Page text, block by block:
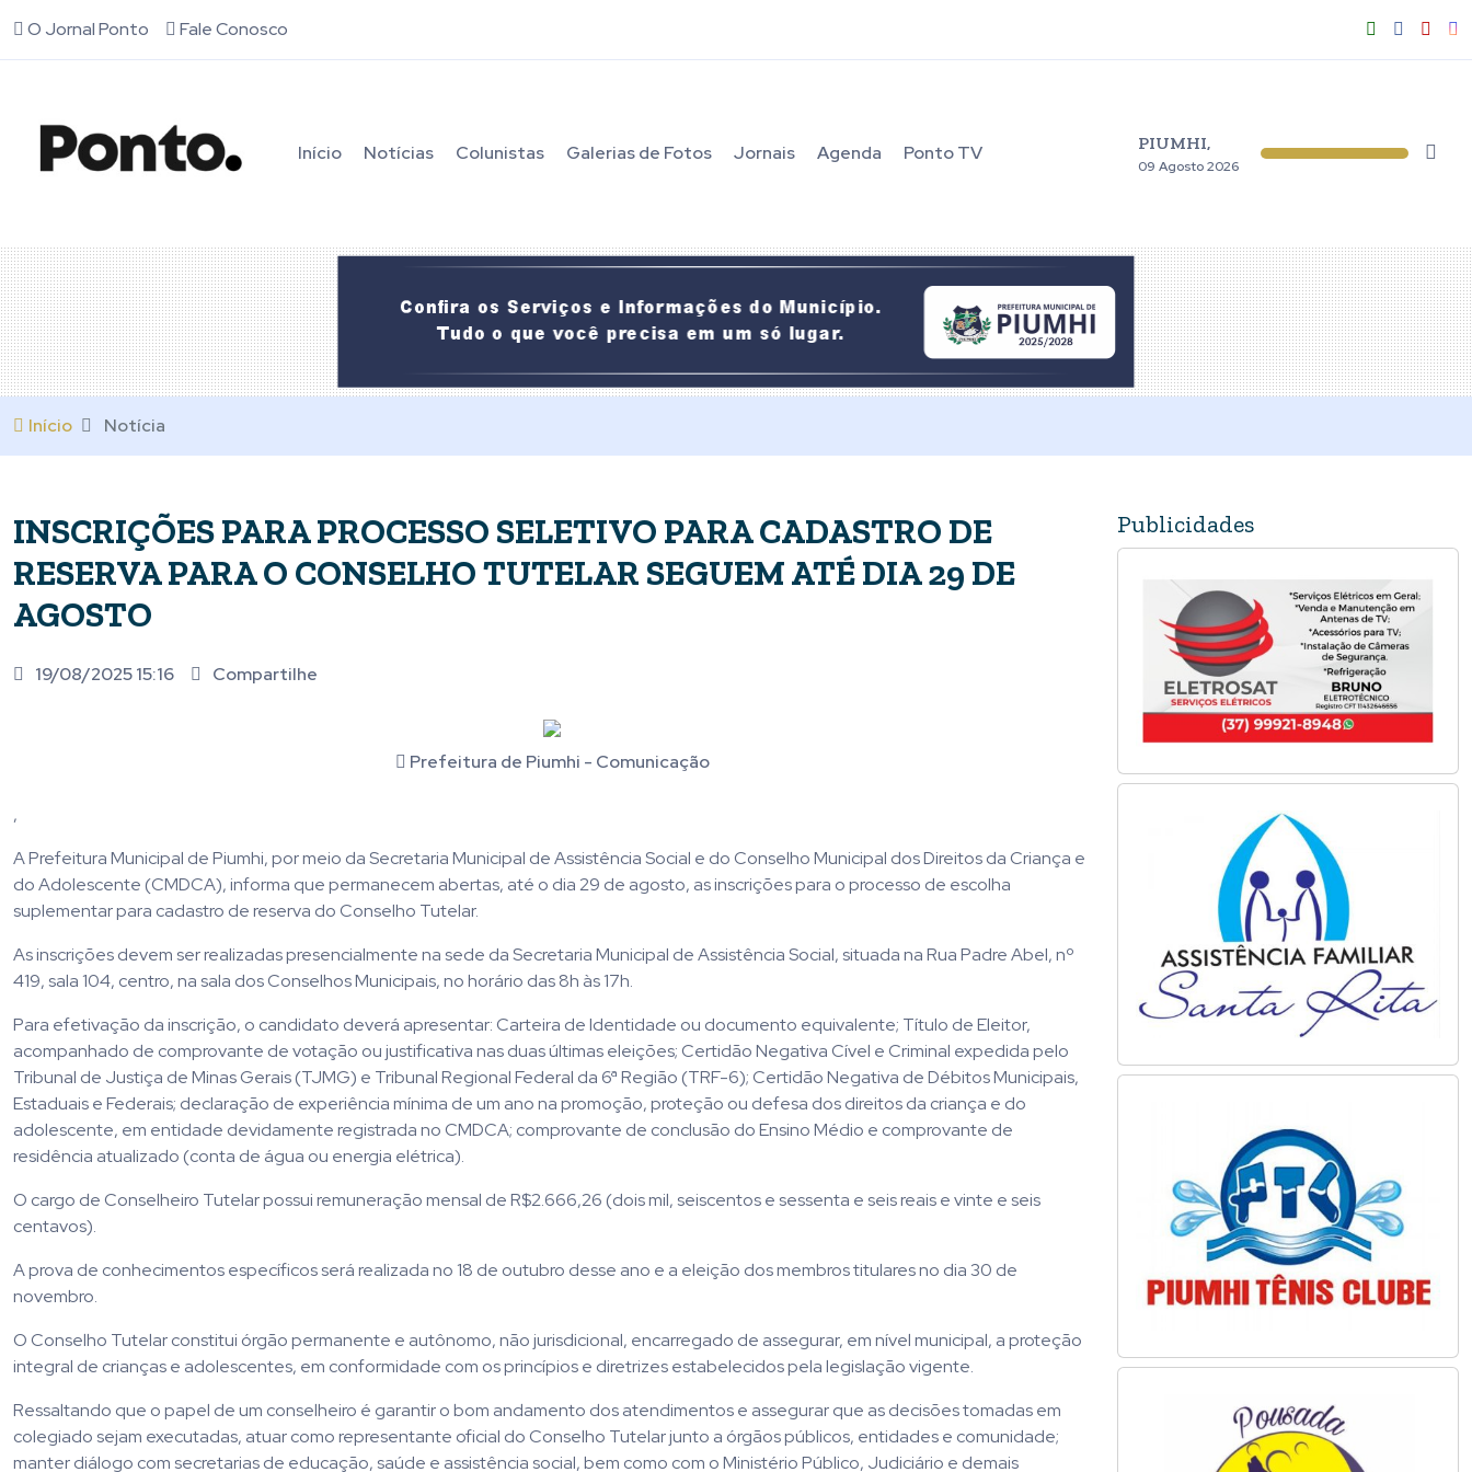
O Jornal Ponto Fale Conosco
Início Notícias Colunistas Galerias de Fotos Jornais Agenda Ponto TV PIUMHI,
09 Agosto 2026
Início Notícia
INSCRIÇÕES PARA PROCESSO SELETIVO PARA CADASTRO DE
RESERVA PARA O CONSELHO TUTELAR SEGUEM ATÉ DIA 29 DE
AGOSTO
19/08/2025 15:16 Compartilhe
Prefeitura de Piumhi - Comunicação
,
A Prefeitura Municipal de Piumhi, por meio da Secretaria Municipal de Assistência Social e do Conselho Municipal dos Direitos da Criança e
do Adolescente (CMDCA), informa que permanecem abertas, até o dia 29 de agosto, as inscrições para o processo de escolha
suplementar para cadastro de reserva do Conselho Tutelar.
As inscrições devem ser realizadas presencialmente na sede da Secretaria Municipal de Assistência Social, situada na Rua Padre Abel, nº
419, sala 104, centro, na sala dos Conselhos Municipais, no horário das 8h às 17h.
Para efetivação da inscrição, o candidato deverá apresentar: Carteira de Identidade ou documento equivalente; Título de Eleitor,
acompanhado de comprovante de votação ou justificativa nas duas últimas eleições; Certidão Negativa Cível e Criminal expedida pelo
Tribunal de Justiça de Minas Gerais (TJMG) e Tribunal Regional Federal da 6ª Região (TRF-6); Certidão Negativa de Débitos Municipais,
Estaduais e Federais; declaração de experiência mínima de um ano na promoção, proteção ou defesa dos direitos da criança e do
adolescente, em entidade devidamente registrada no CMDCA; comprovante de conclusão do Ensino Médio e comprovante de
residência atualizado (conta de água ou energia elétrica).
O cargo de Conselheiro Tutelar possui remuneração mensal de R$2.666,26 (dois mil, seiscentos e sessenta e seis reais e vinte e seis
centavos).
A prova de conhecimentos específicos será realizada no 18 de outubro desse ano e a eleição dos membros titulares no dia 30 de
novembro.
O Conselho Tutelar constitui órgão permanente e autônomo, não jurisdicional, encarregado de assegurar, em nível municipal, a proteção
integral de crianças e adolescentes, em conformidade com os princípios e diretrizes estabelecidos pela legislação vigente.
Ressaltando que o papel de um conselheiro é garantir o bom andamento dos atendimentos e assegurar que as decisões tomadas em
colegiado sejam executadas, atuar como representante oficial do Conselho Tutelar junto a órgãos públicos, entidades e comunidade;
manter diálogo com secretarias de educação, saúde e assistência social, bem como com o Ministério Público, Judiciário e demais
Publicidades